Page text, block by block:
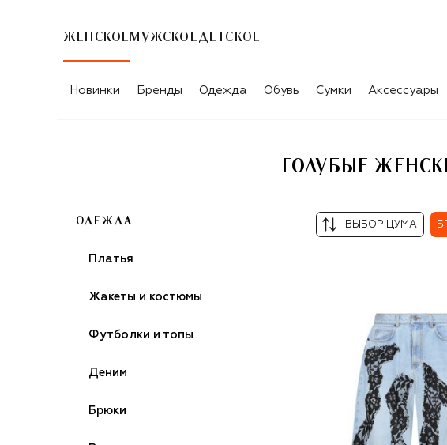
ЖЕНСКОЕ МУЖСКОЕ ДЕТСКОЕ
Новинки Бренды Одежда Обувь Сумки Аксессуары
ГОЛУБЫЕ
ОДЕЖДА
Платья
Жакеты и костюмы
Футболки и топы
Деним
Брюки
ВЫБОР ЦУМА